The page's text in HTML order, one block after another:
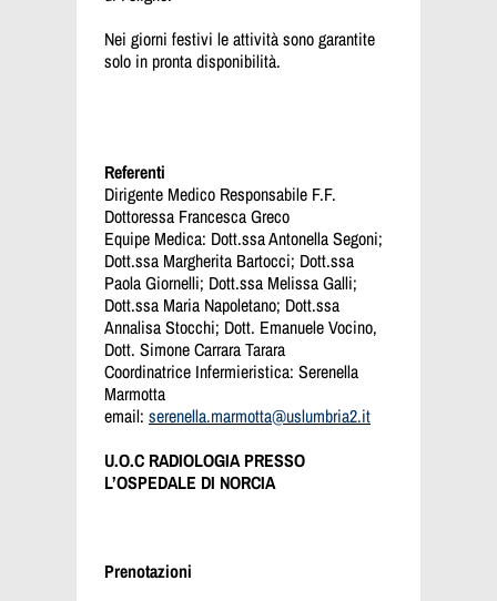
Nei giorni festivi le attività sono garantite
solo in pronta disponibilità.
Referenti
Dirigente Medico Responsabile F.F.
Dottoressa Francesca Greco
Equipe Medica: Dott.ssa Antonella Segoni;
Dott.ssa Margherita Bartocci; Dott.ssa
Paola Giornelli; Dott.ssa Melissa Galli;
Dott.ssa Maria Napoletano; Dott.ssa
Annalisa Stocchi; Dott. Emanuele Vocino,
Dott. Simone Carrara Tarara
Coordinatrice Infermieristica: Serenella
Marmotta
email: serenella.marmotta@uslumbria2.it
U.O.C RADIOLOGIA PRESSO
L’OSPEDALE DI NORCIA
Prenotazioni